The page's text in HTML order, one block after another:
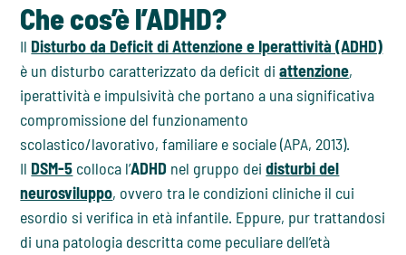
Che cos’è l’ADHD?
Il Disturbo da Deficit di Attenzione e Iperattività (ADHD)
è un disturbo caratterizzato da deficit diattenzione,
iperattività e impulsività che portano a una significativa
compromissione del funzionamento
scolastico/lavorativo, familiare e sociale (APA, 2013).
Il DSM-5 colloca l’ADHD nel gruppo deidisturbi del
neurosviluppo, ovvero tra le condizioni cliniche il cui
esordio si verifica in età infantile. Eppure, pur trattandosi
di una patologia descritta come peculiare dell’età